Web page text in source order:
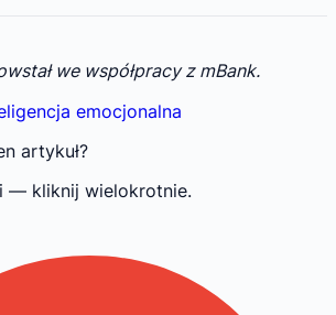
we współpracy z mBank.
emocjonalna
artykuł?
— kliknij wielokrotnie.